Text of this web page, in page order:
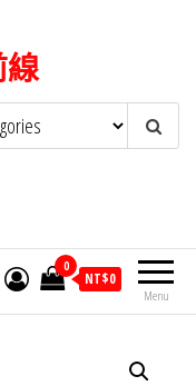
Menu
0
NT$0